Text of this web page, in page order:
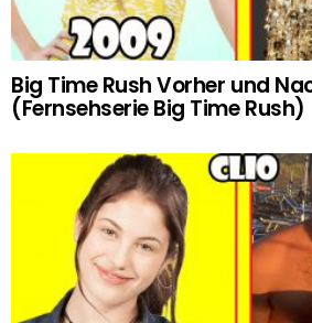
Big Time Rush Vorher und
(Fernsehserie Big Time Rush)